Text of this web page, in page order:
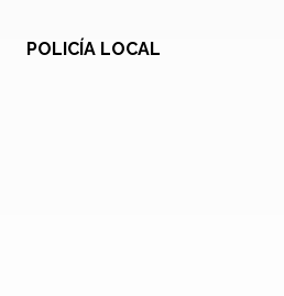
POLICÍA LOCAL